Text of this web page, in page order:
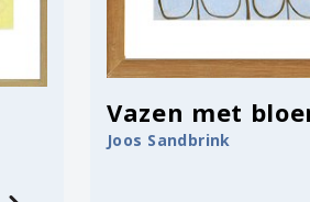
Vazen met
Joos Sandbrink